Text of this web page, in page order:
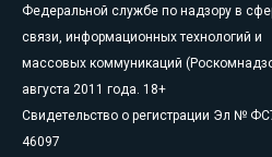
Федеральной службе по надзору в
связи, информационных технологий и
массовых коммуникаций
августа 2011 года. 18+
Свидетельство о регистрации Эл №
46097